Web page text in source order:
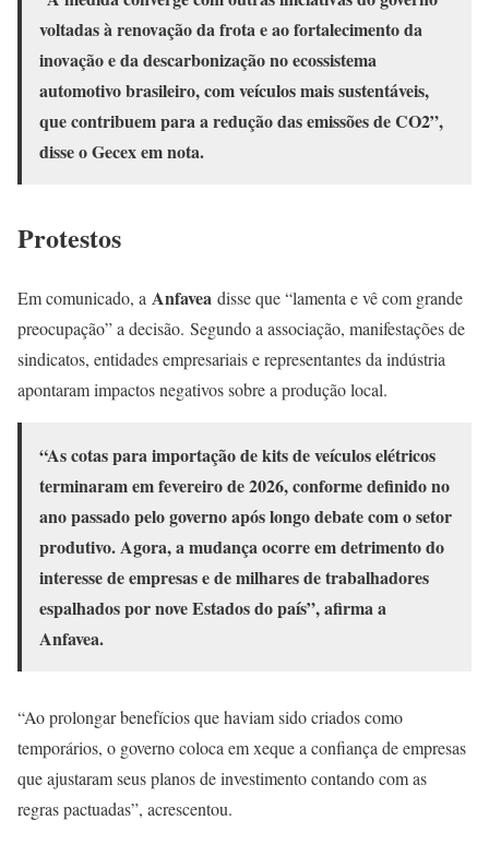
voltadas à renovação da frota e ao fortalecimento da
inovação e da descarbonização no ecossistema
automotivo brasileiro, com veículos mais sustentáveis,
que contribuem para a redução das emissões de CO2”,
disse o Gecex em nota.
Protestos
Em comunicado, a Anfavea disse que “lamenta e vê com grande
preocupação” a decisão. Segundo a associação, manifestações de
sindicatos, entidades empresariais e representantes da indústria
apontaram impactos negativos sobre a produção local.
“As cotas para importação de kits de veículos elétricos
terminaram em fevereiro de 2026, conforme definido no
ano passado pelo governo após longo debate com o setor
produtivo. Agora, a mudança ocorre em detrimento do
interesse de empresas e de milhares de trabalhadores
espalhados por nove Estados do país”, afirma a
Anfavea.
“Ao prolongar benefícios que haviam sido criados como
temporários, o governo coloca em xeque a confiança de empresas
que ajustaram seus planos de investimento contando com as
regras pactuadas”, acrescentou.